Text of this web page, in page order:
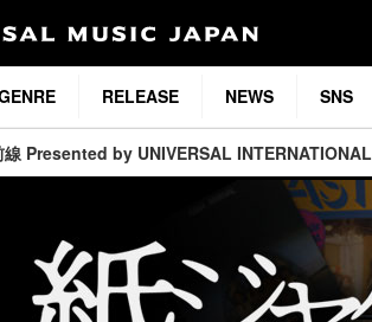
RELEASE NEWS SNS
線 Presented by UNIVERSAL INTERNATIONAL